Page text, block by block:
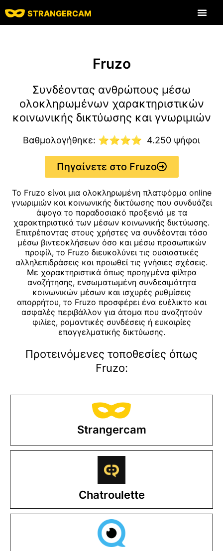
STRANGERCAM
Fruzo
Συνδέοντας ανθρώπους μέσω
ολοκληρωμένων χαρακτηριστικών
κοινωνικής δικτύωσης και γνωριμιών
Βαθμολογήθηκε: ⭐⭐⭐⭐ 4.250 ψήφοι
Πηγαίνετε στο Fruzo
Το Fruzo είναι μια ολοκληρωμένη πλατφόρμα online
γνωριμιών και κοινωνικής δικτύωσης που συνδυάζει
άψογα το παραδοσιακό προξενιό με τα
χαρακτηριστικά των μέσων κοινωνικής δικτύωσης.
Επιτρέποντας στους χρήστες να συνδέονται τόσο
μέσω βιντεοκλήσεων όσο και μέσω προσωπικών
προφίλ, το Fruzo διευκολύνει τις ουσιαστικές
αλληλεπιδράσεις και προωθεί τις γνήσιες σχέσεις.
Με χαρακτηριστικά όπως προηγμένα φίλτρα
αναζήτησης, ενσωματωμένη συνδεσιμότητα
κοινωνικών μέσων και ισχυρές ρυθμίσεις
απορρήτου, το Fruzo προσφέρει ένα ευέλικτο και
ασφαλές περιβάλλον για άτομα που αναζητούν
φιλίες, ρομαντικές συνδέσεις ή ευκαιρίες
επαγγελματικής δικτύωσης.
Προτεινόμενες τοποθεσίες όπως
Fruzo:
Strangercam
Chatroulette